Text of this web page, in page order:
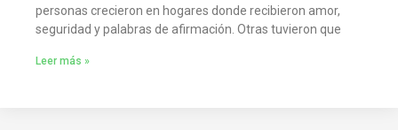
personas crecieron en hogares donde recibieron amor,
seguridad y palabras de afirmación. Otras tuvieron que
Leer más »